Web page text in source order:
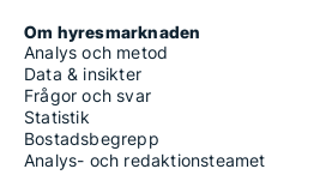
Om hyresmarknaden
Analys och metod
Data & insikter
Frågor och svar
Statistik
Bostadsbegrepp
Analys- och redaktionsteamet